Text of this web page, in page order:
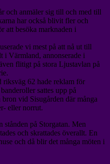
och anmäler sig till och med till
har också blivit fler och
att besöka marknaden i
vi mest på att nå ut till
i Värmland, annonserade i
flitigt på stora Ljustavlan på
riksväg 62 hade reklam för
sattes upp på
vid Sisugården där många
eller norrut.
på Storgatan. Men
och skrattades överallt. En
och då blir det många möten i